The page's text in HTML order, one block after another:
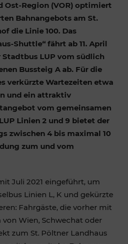
Ost-Region (VOR) optimiert
Bahnangebots am St.
die Linie 100. Das
Shuttle“ fährt ab 11. April
Stadtbus LUP vom südlich
Bussteig A ab. Für die
verkürzte Wartezeiten etwa
und ein attraktiv
vom gemeinsamen
Linien 2 und 9 bietet der
zwischen 4 bis maximal 10
zum und vom
Juli 2021 eingeführt, um
Linien L, K und gekürzte
Fahrgäste, die vorher mit
Wien, Schwechat oder
zum St. Pöltner Landhaus